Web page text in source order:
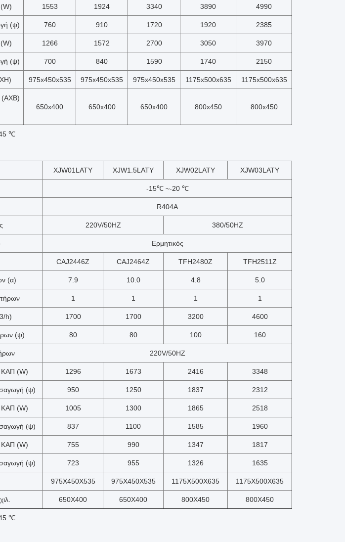
1553 1924 3340 3890 4990
(ψ) 760 910 1720 1920 2385
1266 1572 2700 3050 3970
(ψ) 700 840 1590 1740 2150
975x450x535 975x450x535 975x450x535 1175x500x635 1175x500x635
650x400 650x400 650x400 800x450 800x450
45 ℃
XJW01LATY XJW1.5LATY XJW02LATY XJW03LATY
-15℃ ~-20 ℃
R404A
220V/50HZ 380/50HZ
Ερμητικός
CAJ2446Z CAJ2464Z TFH2480Z TFH2511Z
(α) 7.9 10.0 4.8 5.0
1 1 1 1
h) 1700 1700 3200 4600
(ψ) 80 80 100 160
220V/50HZ
ΚΑΠ (W) 1296 1673 2416 3348
(ψ) 950 1250 1837 2312
ΚΑΠ (W) 1005 1300 1865 2518
(ψ) 837 1100 1585 1960
ΚΑΠ (W) 755 990 1347 1817
(ψ) 723 955 1326 1635
975X450X535 975X450X535 1175X500X635 1175X500X635
650X400 650X400 800X450 800X450
45 ℃